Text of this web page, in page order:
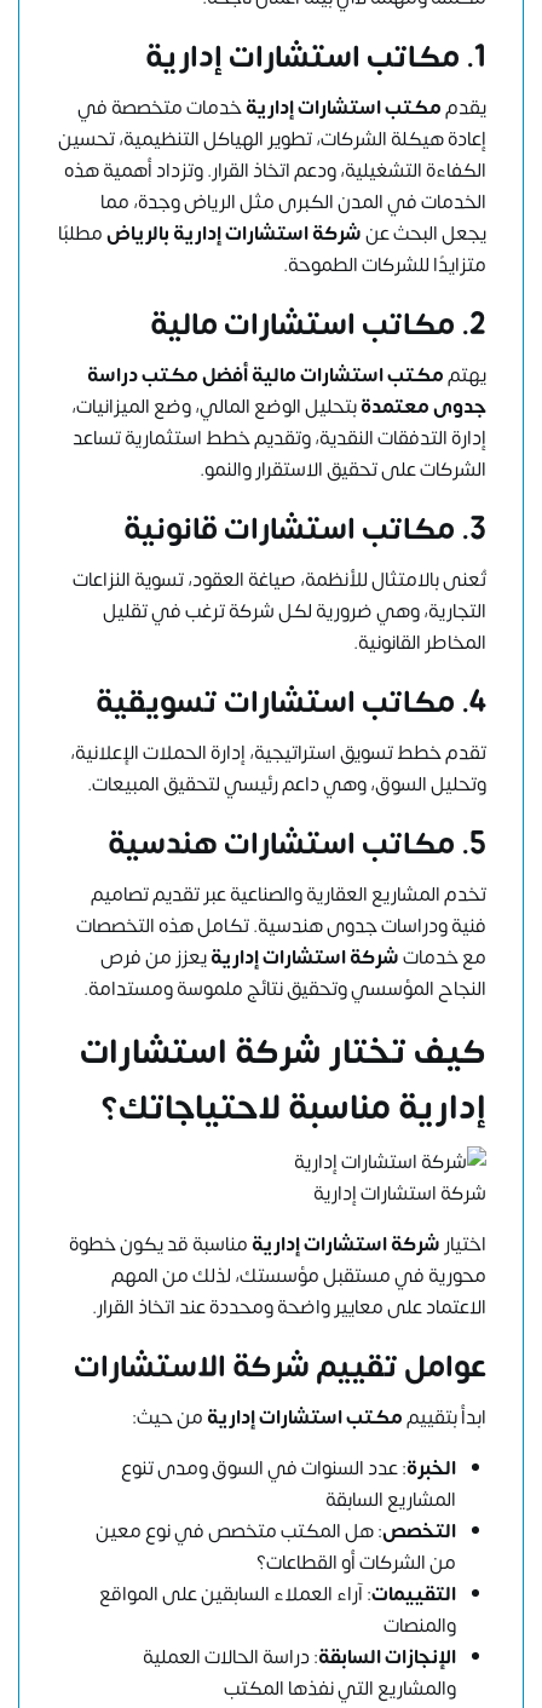
1. مكاتب استشارات إدارية
يقدممكتب استشارات إداريةخدمات متخصصة في
إعادة هيكلة الشركات، تطوير الهياكل التنظيمية، تحسين
الكفاءة التشغيلية، ودعم اتخاذ القرار. وتزداد أهمية هذه
الخدمات في المدن الكبرى مثل الرياض وجدة، مما
يجعل البحث عنشركة استشارات إدارية بالرياضمطلبًا
متزايدًا للشركات الطموحة.
2. مكاتب استشارات مالية
يهتممكتب استشارات مالية أفضل مكتب دراسة
جدوى معتمدةبتحليل الوضع المالي، وضع الميزانيات،
إدارة التدفقات النقدية، وتقديم خطط استثمارية تساعد
الشركات على تحقيق الاستقرار والنمو.
3. مكاتب استشارات قانونية
تُعنى بالامتثال للأنظمة، صياغة العقود، تسوية النزاعات
التجارية، وهي ضرورية لكل شركة ترغب في تقليل
المخاطر القانونية.
4. مكاتب استشارات تسويقية
تقدم خطط تسويق استراتيجية، إدارة الحملات الإعلانية،
وتحليل السوق، وهي داعم رئيسي لتحقيق المبيعات.
5. مكاتب استشارات هندسية
تخدم المشاريع العقارية والصناعية عبر تقديم تصاميم
فنية ودراسات جدوى هندسية. تكامل هذه التخصصات
مع خدماتشركة استشارات إداريةيعزز من فرص
النجاح المؤسسي وتحقيق نتائج ملموسة ومستدامة.
كيف تختار شركة استشارات
إدارية مناسبة لاحتياجاتك؟
شركة استشارات إدارية
اختيار شركة استشارات إداريةمناسبة قد يكون خطوة
محورية في مستقبل مؤسستك، لذلك من المهم
الاعتماد على معايير واضحة ومحددة عند اتخاذ القرار.
عوامل تقييم شركة الاستشارات
ابدأ بتقييممكتب استشارات إداريةمن حيث:
الخبرة: عدد السنوات في السوق ومدى تنوع
المشاريع السابقة
التخصص: هل المكتب متخصص في نوع معين
من الشركات أو القطاعات؟
التقييمات: آراء العملاء السابقين على المواقع
والمنصات
الإنجازات السابقة: دراسة الحالات العملية
والمشاريع التي نفذها المكتب